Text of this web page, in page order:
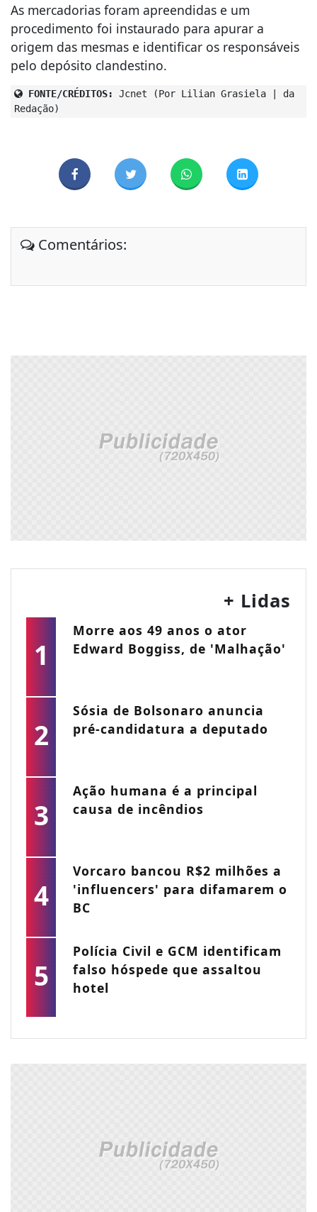
As mercadorias foram apreendidas e um
procedimento foi instaurado para apurar a
origem das mesmas e identificar os responsáveis
pelo depósito clandestino.
FONTE/CRÉDITOS:
Jcnet (Por Lilian Grasiela | da
Redação)
Comentários:
+ Lidas
1
Morre aos 49 anos o ator
Edward Boggiss, de 'Malhação'
2
Sósia de Bolsonaro anuncia
pré-candidatura a deputado
3
Ação humana é a principal
causa de incêndios
4
Vorcaro bancou R$2 milhões a
'influencers' para difamarem o
BC
5
Polícia Civil e GCM identificam
falso hóspede que assaltou
hotel